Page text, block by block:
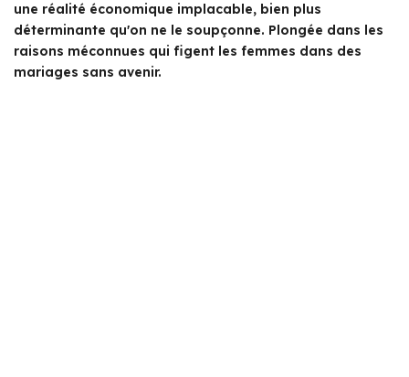
une réalité économique implacable, bien plus
déterminante qu'on ne le soupçonne. Plongée dans les
raisons méconnues qui figent les femmes dans des
mariages sans avenir.